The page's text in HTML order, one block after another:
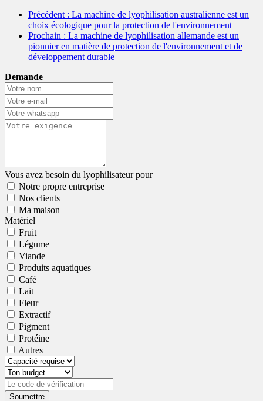
Précédent : La machine de lyophilisation australienne est un
choix écologique pour la protection de l'environnement
Prochain : La machine de lyophilisation allemande est un
pionnier en matière de protection de l'environnement et de
développement durable
Demande
Vous avez besoin du lyophilisateur pour
Notre propre entreprise
Nos clients
Ma maison
Matériel
Fruit
Légume
Viande
Produits aquatiques
Café
Lait
Fleur
Extractif
Pigment
Protéine
Autres
Soumettre